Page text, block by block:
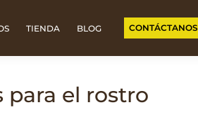
TIENDA BLOG CONTÁCTANOS
para el rostro